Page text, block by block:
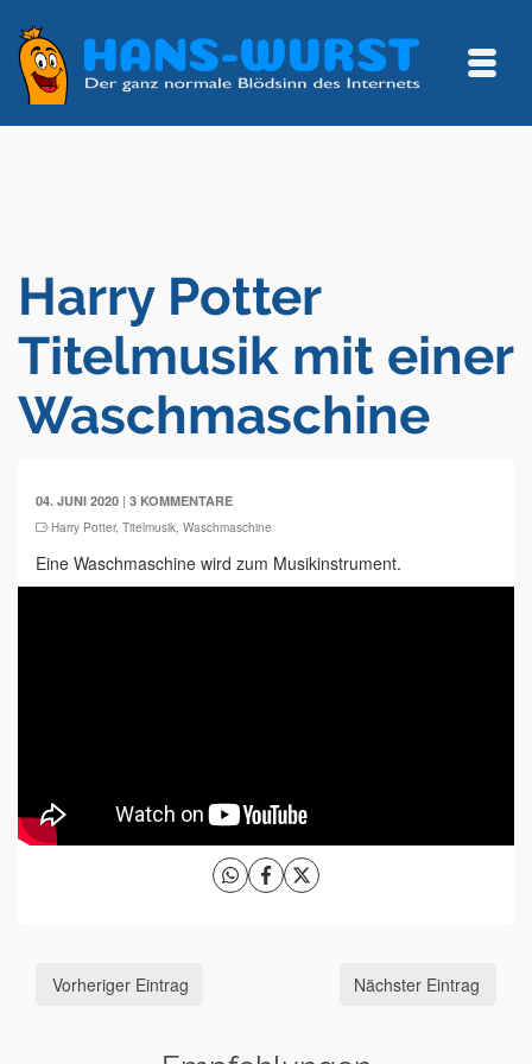
Harry Potter
Titelmusik mit einer
Waschmaschine
04. JUNI 2020 | 3 KOMMENTARE
Harry Potter, Titelmusik, Waschmaschine
Eine Waschmaschine wird zum Musikinstrument.
Vorheriger Eintrag Nächster Eintrag